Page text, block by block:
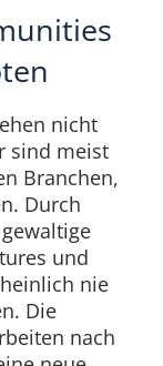
nicht
sind meist
Branchen,
Durch
und
nie
Die
nach